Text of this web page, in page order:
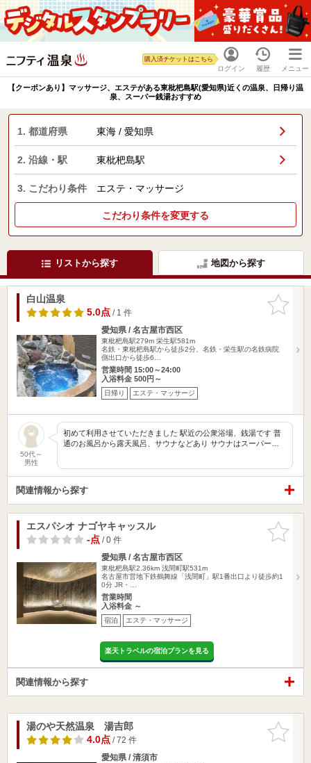
ログイン
購入済チケットはこちら
履歴 メニュー
【クーポンあり】マッサージ、エステがある東枇杷島駅(愛知県)近くの温泉、日帰り温
泉、スーパー銭湯おすすめ
1. 都道府県 東海 / 愛知県
2. 沿線・駅 東枇杷島駅
3. こだわり条件 エステ・マッサージ
こだわり条件を変更する
リストから探す 地図から探す
お気に入
りに追加
白山温泉
5.0点/ 1 件
愛知県 / 名古屋市西区
東枇杷島駅279m 栄生駅581m
名鉄・東枇杷島駅から徒歩2分、名鉄・栄生駅の名鉄病院
側出口から徒歩6…
営業時間 15:00～24:00
入浴料金 500円～
日帰り エステ・マッサージ
50代～
男性
初めて利用させていただきました 駅近の公衆浴場、銭湯です 普
通のお風呂から露天風呂、サウナなどあり サウナはスーパー…
関連情報から探す
お気に入
りに追加
エスパシオ ナゴヤキャッスル
-点/ 0 件
愛知県 / 名古屋市西区
東枇杷島駅2.36km 浅間町駅531m
名古屋市営地下鉄鶴舞線「浅間町」駅1番出口より徒歩約1
0分 JR・…
営業時間
入浴料金 ～
宿泊 エステ・マッサージ
楽天トラベルの宿泊プランを見る
関連情報から探す
お気に入
りに追加
湯のや天然温泉 湯吉郎
4.0点/ 72 件
愛知県 / 清須市